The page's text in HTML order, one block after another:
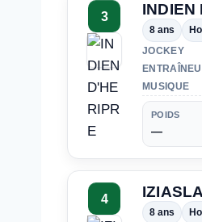
3 INDIEN
8 ans
JOCKEY
MUSIQUE
POIDS
—
4
8 ans